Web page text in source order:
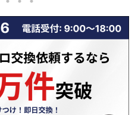
まく外へ排出され
る可能性がありま
気との温度差や
ラブルが起きやす
事では、レンジフー
る仕組みや主な原
きる対策から専門
ースまで、わかり
ぜひ最後までご覧
ードの換気はど
います。 実
表示される
器の状態や
す。正しく
ずに対処で